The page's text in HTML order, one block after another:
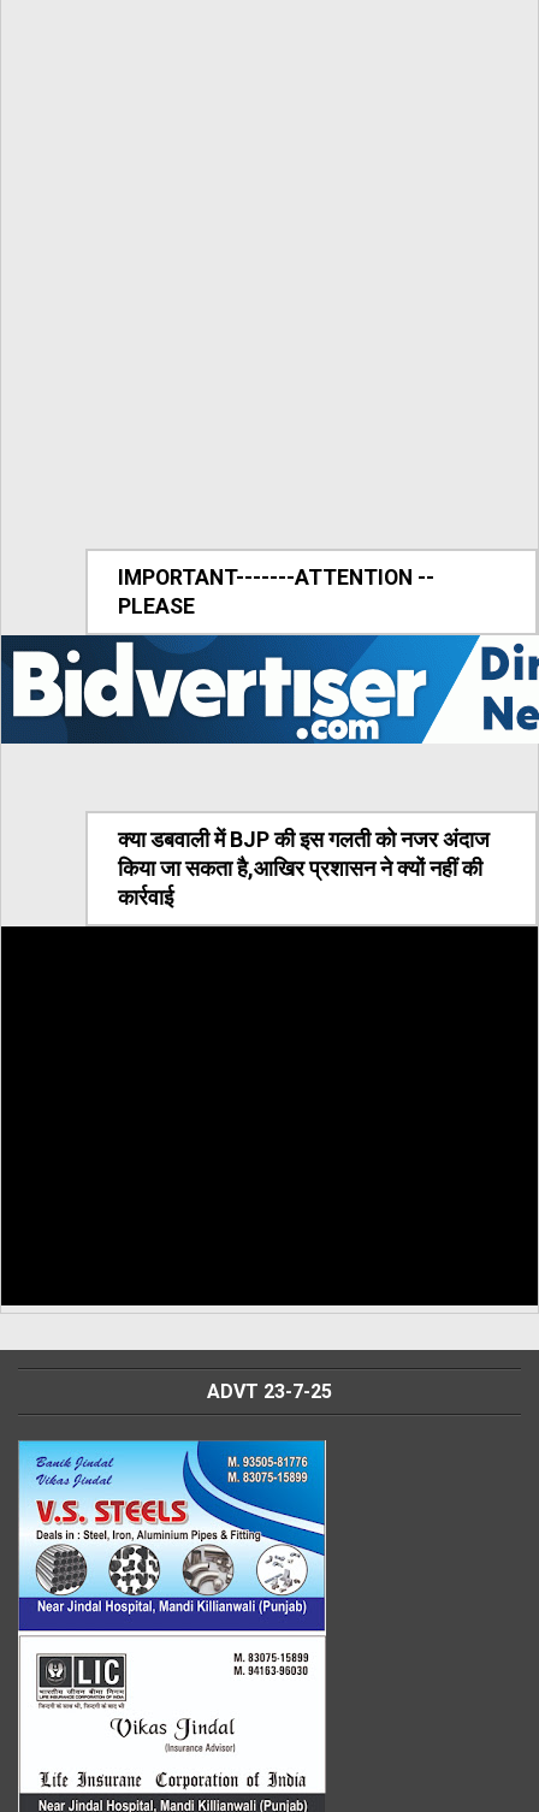
IMPORTANT-------ATTENTION --
PLEASE
क्या डबवाली में BJP की इस गलती को नजर अंदाज
किया जा सकता है,आखिर प्रशासन ने क्यों नहीं की
कार्रवाई
ADVT 23-7-25